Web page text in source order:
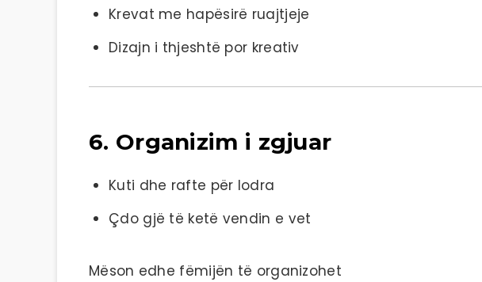
Krevat me hapësirë ruajtjeje
Dizajn i thjeshtë por kreativ
6. Organizim i zgjuar
Kuti dhe rafte për lodra
Çdo gjë të ketë vendin e vet
Mëson edhe fëmijën të organizohet